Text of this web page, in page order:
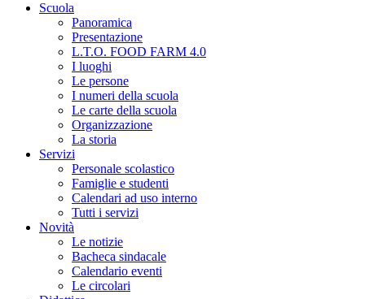
Scuola
Panoramica
Presentazione
L.T.O. FOOD FARM 4.0
I luoghi
Le persone
I numeri della scuola
Le carte della scuola
Organizzazione
La storia
Servizi
Personale scolastico
Famiglie e studenti
Calendari ad uso interno
Tutti i servizi
Novità
Le notizie
Bacheca sindacale
Calendario eventi
Le circolari